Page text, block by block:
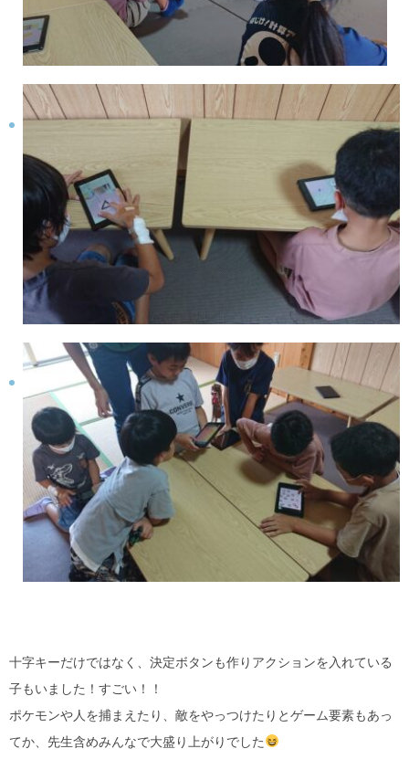
十字キーだけではなく、決定ボタンも作りアクションを入れている
子もいました！すごい！！
ポケモンや人を捕まえたり、敵をやっつけたりとゲーム要素もあっ
てか、先生含めみんなで大盛り上がりでした